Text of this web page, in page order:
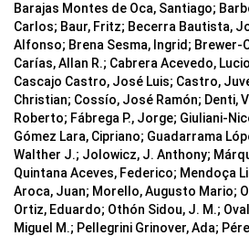
Barajas Montes de Oca, Santiago;
Carlos; Baur, Fritz; Becerra Bautista,
Alfonso; Brena Sesma, Ingrid; Brewer-
Carías, Allan R.; Cabrera Acevedo,
Cascajo Castro, José Luis; Castro,
Christian; Cossío, José Ramón; Denti,
Roberto; Fábrega P., Jorge; Giuliani-
Gómez Lara, Cipriano; Guadarrama
Walther J.; Jolowicz, J. Anthony;
Quintana Aceves, Federico; Mendoça
Aroca, Juan; Morello, Augusto Mario;
Ortiz, Eduardo; Othón Sidou, J. M.;
Miguel M.; Pellegrini Grinover, Ada;